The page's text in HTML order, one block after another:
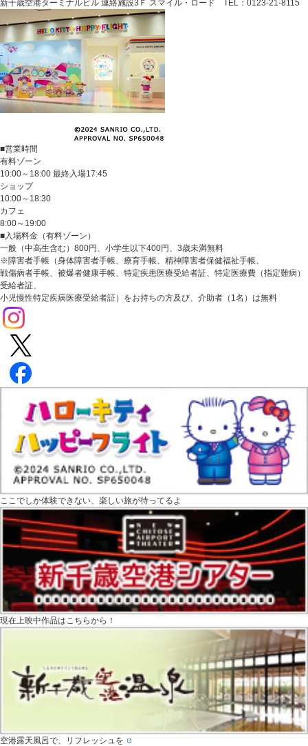
新千歳空港ターミナルビル 連絡施設3Ｆ スマイル・ロード TEL：0123-21-8115
■営業時間
有料ゾーン
10:00～18:00 最終入場17:45
ショップ
10:00～18:30
カフェ
8:00～19:00
■入場料金（有料ゾーン）
一般（中高生含む）800円、小学生以下400円、3歳未満無料
※障害者手帳（身体障害者手帳、療育手帳、精神障害者保健福祉手帳、
戦傷病者手帳、被爆者健康手帳、特定疾患医療受給者証、特定医療費（指定難病）
受給者証、
小児慢性特定疾病医療受給者証）をお持ちの方及び、介助者（1名）は無料
ここでしか体験できない、楽しい旅が待ってるよ
現在上映中作品はこちらから！
空港露天風呂で、リフレッシュを